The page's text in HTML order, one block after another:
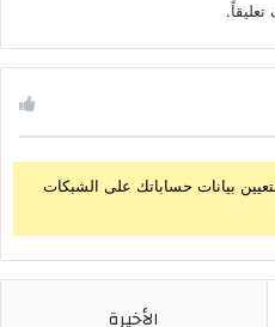
بيانات حساباتك على الشبكات
الأخيرة